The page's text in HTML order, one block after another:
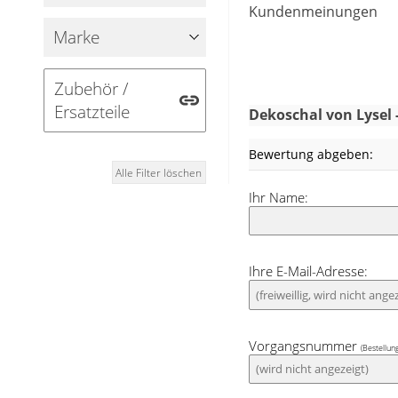
Marke
Zubehör /
Ersatzteile
Alle Filter löschen
Vorhang
passendes
schonend bei
Mit weißen
Trend Schwarz-
oder Orange
beruhigend aus.
Kundenmeinungen
Dekoschal von Lysel
Bewertung abgeben:
Ihr Name:
Ihre E-Mail-Adresse:
Vorgangsnummer